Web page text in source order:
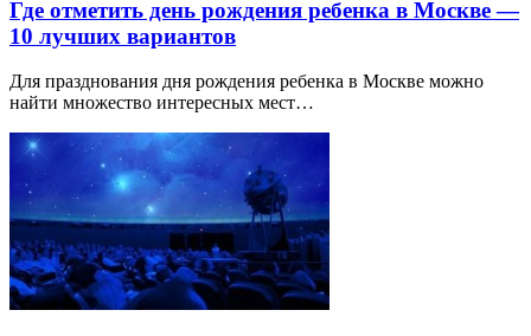
Где отметить день рождения ребенка в Москве —
10 лучших вариантов
Для празднования дня рождения ребенка в Москве можно
найти множество интересных мест…